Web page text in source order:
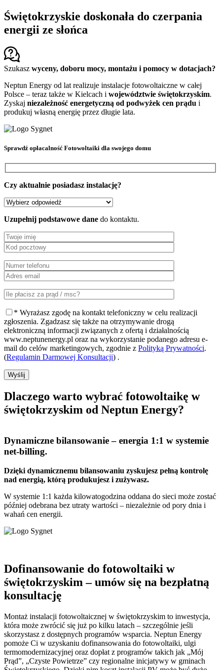
Świętokrzyskie doskonała do czerpania
energii ze słońca
Szukasz wyceny, doboru mocy, montażu i pomocy w dotacjach?
Neptun Energy od lat realizuje instalacje fotowoltaiczne w całej
Polsce – teraz także w Kielcach i województwie świętokrzyskim.
Zyskaj niezależność energetyczną od podwyżek cen prądu i
produkuj własną energię przez długie lata.
Sprawdź opłacalność Fotowoltaiki dla swojego domu
Czy aktualnie posiadasz instalację?
Uzupełnij podstawowe dane do kontaktu.
* Wyrażasz zgodę na kontakt telefoniczny w celu realizacji
zgłoszenia. Zgadzasz się także na otrzymywanie drogą
elektroniczną informacji związanych z ofertą i działalnością
www.neptunenergy.pl oraz na wykorzystanie podanego adresu e-
mail do celów marketingowych, zgodnie z Polityką Prywatności.
(Regulamin Darmowej Konsultacji) .
Wyślij
Dlaczego warto wybrać fotowoltaikę w
świętokrzyskim od Neptun Energy?
Dynamiczne bilansowanie– energia 1:1 w systemie
net-billing.
Dzięki dynamicznemu bilansowaniu zyskujesz pełną kontrolę
nad energią, którą produkujesz i zużywasz.
W systemie 1:1 każda kilowatogodzina oddana do sieci może zostać
później odebrana bez utraty wartości – niezależnie od pory dnia i
wahań cen energii.
Dofinansowanie do fotowoltaiki w
świętokrzyskim – umów się na bezpłatną
konsultację
Montaż instalacji fotowoltaicznej w świętokrzyskim to inwestycja,
która może zwrócić się już po kilku latach – szczególnie jeśli
skorzystasz z dostępnych programów wsparcia. Neptun Energy
pomoże Ci w uzyskaniu dofinansowania do fotowoltaiki, ulgi
termomodernizacyjnej oraz dopłat z programów takich jak „Mój
Prąd”, „Czyste Powietrze” czy regionalne inicjatywy w gminach